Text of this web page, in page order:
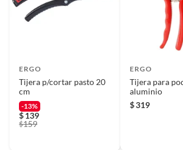
ERGO
Tijera p/cortar pasto 20
cm
-13%
$139
$159
ERGO
Tijera para
aluminio
$319